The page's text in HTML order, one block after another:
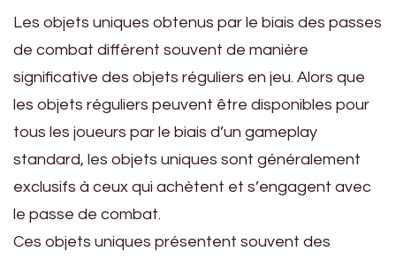
Les objets uniques obtenus par le biais des passes
de combat diffèrent souvent de manière
significative des objets réguliers en jeu. Alors que
les objets réguliers peuvent être disponibles pour
tous les joueurs par le biais d’un gameplay
standard, les objets uniques sont généralement
exclusifs à ceux qui achètent et s’engagent avec
le passe de combat.
Ces objets uniques présentent souvent des